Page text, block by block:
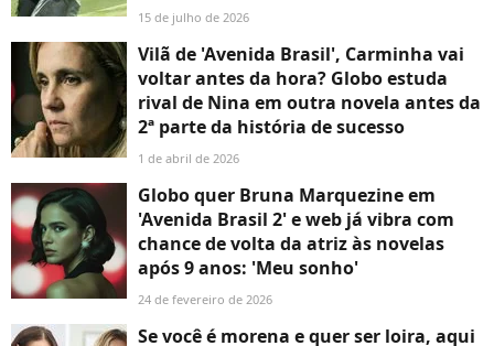
15 de julho de 2026
Vilã de 'Avenida Brasil', Carminha vai
voltar antes da hora? Globo estuda
rival de Nina em outra novela antes da
2ª parte da história de sucesso
1 de abril de 2026
Globo quer Bruna Marquezine em
'Avenida Brasil 2' e web já vibra com
chance de volta da atriz às novelas
após 9 anos: 'Meu sonho'
24 de fevereiro de 2026
Se você é morena e quer ser loira, aqui